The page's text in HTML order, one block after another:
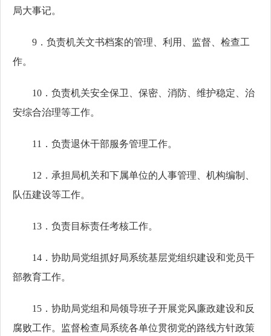
局大事记。
9．负责机关文书档案的管理、利用、监督、检查工
作。
10．负责机关安全保卫、保密、消防、维护稳定、治
安综合治理等工作。
11．负责退休干部服务管理工作。
12．承担局机关和下属单位的人事管理、机构编制、
队伍建设等工作。
13．负责目标责任考核工作。
14．协助局党组抓好局系统基层党组织建设和党员干
部教育工作。
15．协助局党组和局领导班子开展党风廉政建设和反
腐败工作。监督检查局系统各单位贯彻党的路线方针政策